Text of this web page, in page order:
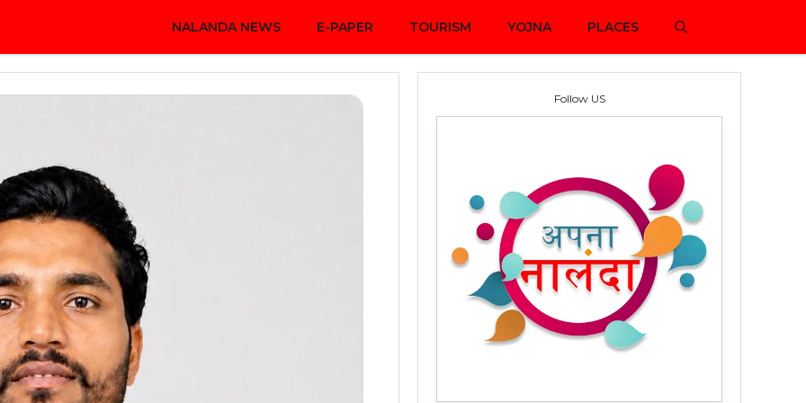
NALANDA NEWS E-PAPER TOURISM YOJNA PLACES
Follow US